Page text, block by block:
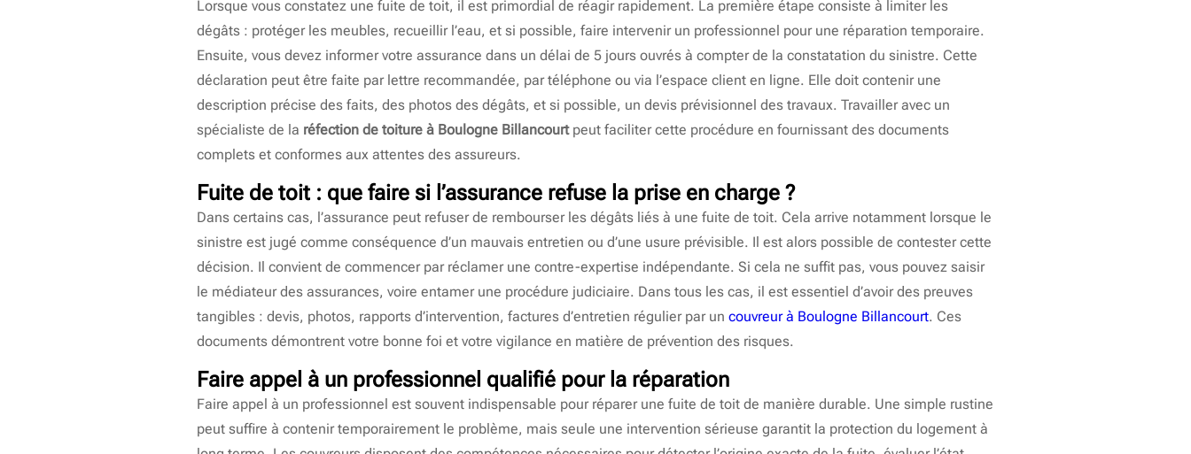
Lorsque vous constatez une fuite de toit, il est primordial de réagir rapidement. La première étape consiste à limiter les
dégâts : protéger les meubles, recueillir l’eau, et si possible, faire intervenir un professionnel pour une réparation temporaire.
Ensuite, vous devez informer votre assurance dans un délai de 5 jours ouvrés à compter de la constatation du sinistre. Cette
déclaration peut être faite par lettre recommandée, par téléphone ou via l’espace client en ligne. Elle doit contenir une
description précise des faits, des photos des dégâts, et si possible, un devis prévisionnel des travaux. Travailler avec un
spécialiste de la réfection de toiture à Boulogne Billancourtpeut faciliter cette procédure en fournissant des documents
complets et conformes aux attentes des assureurs.
Fuite de toit : que faire si l’assurance refuse la prise en charge ?
Dans certains cas, l’assurance peut refuser de rembourser les dégâts liés à une fuite de toit. Cela arrive notamment lorsque le
sinistre est jugé comme conséquence d’un mauvais entretien ou d’une usure prévisible. Il est alors possible de contester cette
décision. Il convient de commencer par réclamer une contre-expertise indépendante. Si cela ne suffit pas, vous pouvez saisir
le médiateur des assurances, voire entamer une procédure judiciaire. Dans tous les cas, il est essentiel d’avoir des preuves
tangibles : devis, photos, rapports d’intervention, factures d’entretien régulier par un couvreur à Boulogne Billancourt. Ces
documents démontrent votre bonne foi et votre vigilance en matière de prévention des risques.
Faire appel à un professionnel qualifié pour la réparation
Faire appel à un professionnel est souvent indispensable pour réparer une fuite de toit de manière durable. Une simple rustine
peut suffire à contenir temporairement le problème, mais seule une intervention sérieuse garantit la protection du logement à